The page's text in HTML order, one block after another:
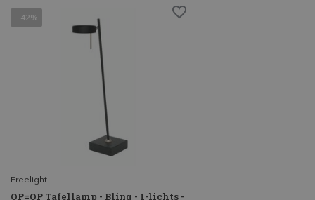
- 42%
Freelight
OP=OP Tafellamp - Bling - 1-lichts -